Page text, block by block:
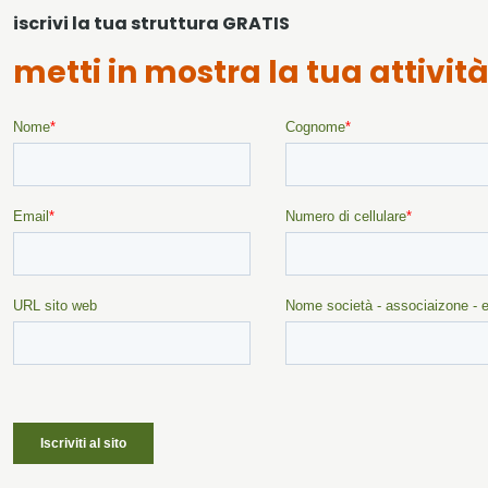
iscrivi la tua struttura GRATIS
metti in mostra la tua attività